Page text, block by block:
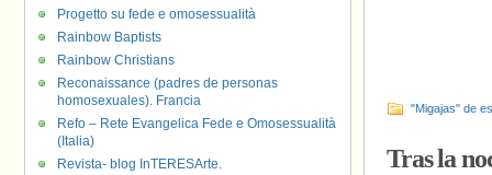
"Migajas" de
Tras la
Progetto su fede e omosessualità
Rainbow Baptists
Rainbow Christians
Reconaissance (padres de personas
homosexuales). Francia
Refo – Rete Evangelica Fede e Omosessualità
(Italia)
Revista- blog InTERESArte.